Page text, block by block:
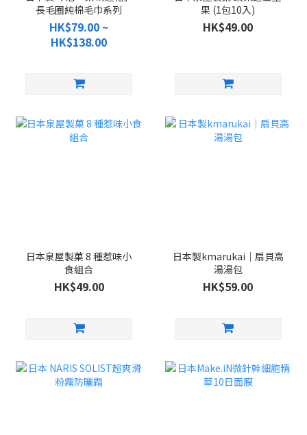
長毛圈純棉毛巾系列
HK$79.00 ~
HK$138.00
果 (1包10入)
HK$49.00
日本泉屋製菓 8 種惹味小
食組合
HK$49.00
日本製kmarukai｜扇貝高
湯湯包
HK$59.00